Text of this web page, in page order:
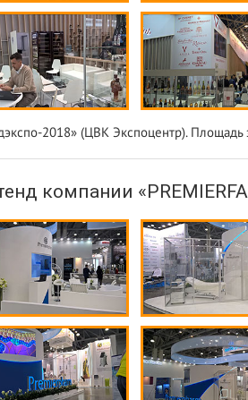
2018» (ЦВК Экспоцентр). Площадь
компании